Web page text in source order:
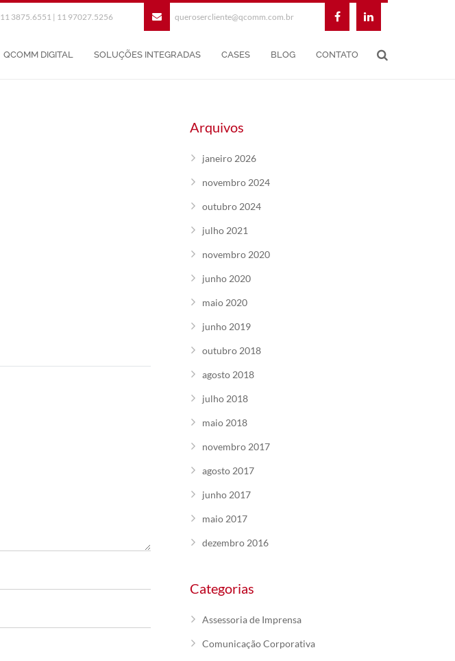
11 3875.6551 | 11 97027.5256 querosercliente@qcomm.com.br
QCOMM DIGITAL SOLUÇÕES INTEGRADAS CASES BLOG CONTATO
Arquivos
janeiro 2026
novembro 2024
outubro 2024
julho 2021
novembro 2020
junho 2020
maio 2020
junho 2019
outubro 2018
agosto 2018
julho 2018
maio 2018
novembro 2017
agosto 2017
junho 2017
maio 2017
dezembro 2016
Categorias
Assessoria de Imprensa
Comunicação Corporativa